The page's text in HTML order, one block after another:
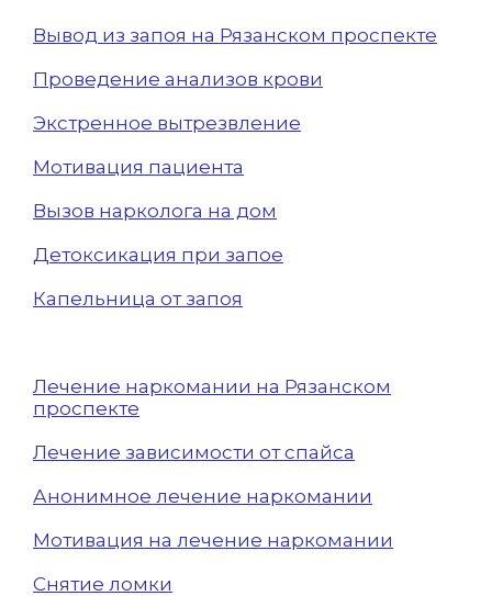
Вывод из запоя на Рязанском проспекте
Проведение анализов крови
Экстренное вытрезвление
Мотивация пациента
Вызов нарколога на дом
Детоксикация при запое
Капельница от запоя
Лечение наркомании на Рязанском
проспекте
Лечение зависимости от спайса
Анонимное лечение наркомании
Мотивация на лечение наркомании
Снятие ломки